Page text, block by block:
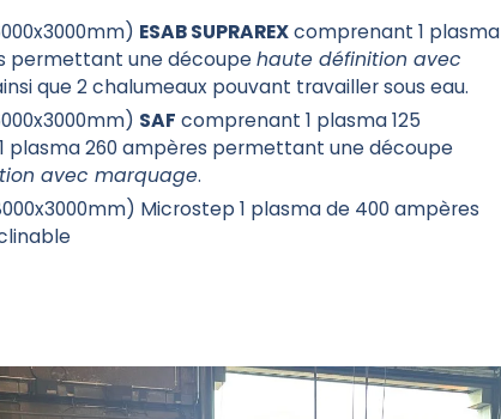
ESAB SUPRAREX comprenant 1 plasma
permettant une découpe haute définition avec
que 2 chalumeaux pouvant travailler sous eau.
SAF comprenant 1 plasma 125
plasma 260 ampères permettant une découpe
avec marquage.
Microstep 1 plasma de 400 ampères